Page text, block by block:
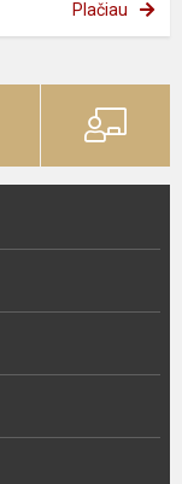
Plačiau